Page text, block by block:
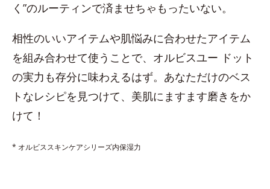
く”のルーティンで済ませちゃもったいない。
相性のいいアイテムや肌悩みに合わせたアイテム
を組み合わせて使うことで、オルビスユー ドット
の実力も存分に味わえるはず。あなただけのベス
トなレシピを見つけて、美肌にますます磨きをか
けて！
* オルビススキンケアシリーズ内保湿力